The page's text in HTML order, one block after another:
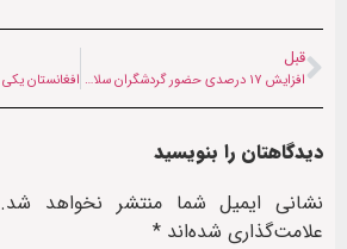
قبل
افزایش ۱۷ درصدی حضور گردشگران سلامت در مشهد
دیدگاهتان را بنویسید
نشانی ایمیل شما منتشر نخواهد شد.
علامت‌گذاری شده‌اند *